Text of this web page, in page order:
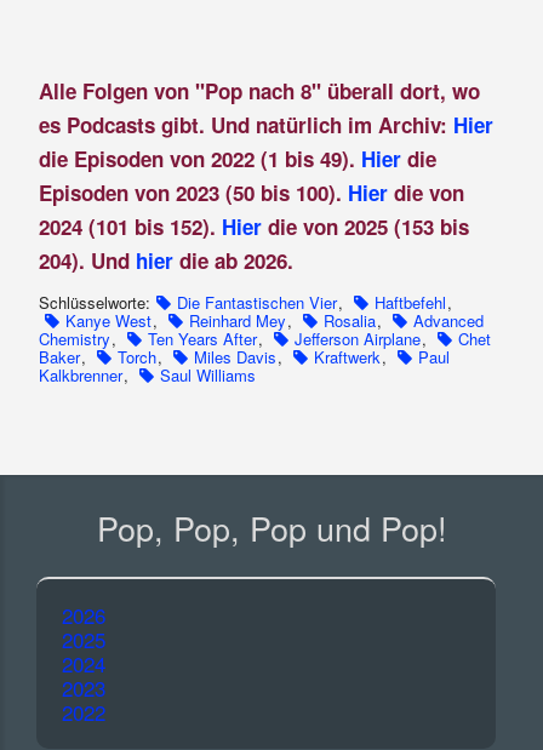
Alle Folgen von "Pop nach 8" überall dort, wo
es Podcasts gibt. Und natürlich im Archiv: Hier
die Episoden von 2022 (1 bis 49). Hierdie
Episoden von 2023 (50 bis 100). Hier die von
2024 (101 bis 152). Hier die von 2025 (153 bis
204). Und hier die ab 2026.
Schlüsselworte: Die Fantastischen Vier, Haftbefehl,
Kanye West, Reinhard Mey, Rosalia, Advanced
Chemistry, Ten Years After, Jefferson Airplane, Chet
Baker, Torch, Miles Davis, Kraftwerk, Paul
Kalkbrenner, Saul Williams
Pop, Pop, Pop und Pop!
2026
2025
2024
2023
2022